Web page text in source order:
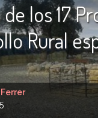
Ferrer
los 17
Rural